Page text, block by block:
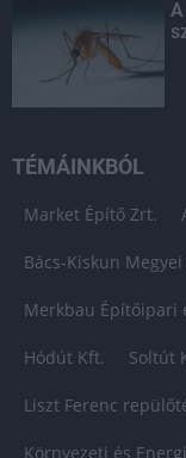
TÉMÁINKBÓL
Market Építő Zrt.
Bács-Kiskun
Merkbau Építőipari
Hódút Kft. Soltút
Liszt Ferenc
Környezeti és